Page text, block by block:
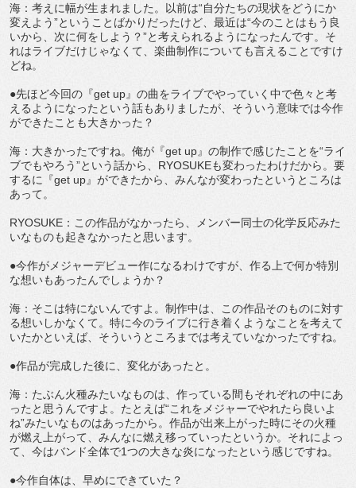
海：考えに幅が生まれました。以前は“自分たちの現状をどうにか
変えよう”ということばかりだったけど、最近は“今のことはもう良
いから、次に何をしよう？”と考えられるようになったんです。そ
れはライブだけじゃなくて、楽曲制作についても言えることですけ
どね。
●先ほど今回の『get up』の曲をライブでやっていく中で色々と考
えるようになったという話もありましたが、そういう意味では今作
ができたことも大きかった？
海：大きかったですね。俺が『get up』の制作で感じたことを“ライ
ブでもやろう”という話から、RYOSUKEも変わったわけだから。要
するに『get up』ができたから、みんなが変わったというところは
あって。
RYOSUKE：この作品がなかったら、メンバー同士の化学反応みた
いなものも起きなかったと思います。
●今作がメジャーデビュー作になるわけですが、作る上で何か特別
な想いもあったんでしょうか？
海：そこは特にないんですよ。制作中は、この作品そのものに対す
る想いしかなくて。特に今のライブに行き着くようなことを考えて
いたかといえば、そういうところまでは考えていなかったですね。
●作品が完成した後に、変化があったと。
海：たぶん火種みたいなものは、作っている間もそれぞれの中にあ
ったと思うんですよ。たとえば“これをメジャーでやれたら良いよ
ね”みたいなものはあったから。作品が出来上がった時にその火種
が燃え上がって、みんなに燃え移っていったというか。それによっ
て、今はバンド全体で1つの大きな炎になったという感じですね。
●今作自体は、早めにできていた？